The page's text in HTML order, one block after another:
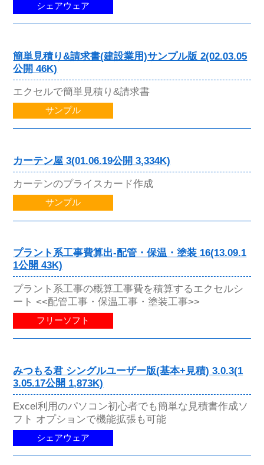
シェアウェア
簡単見積り&請求書(建設業用)サンプル版 2(02.03.05
公開 46K)
エクセルで簡単見積り&請求書
サンプル
カーテン屋 3(01.06.19公開 3,334K)
カーテンのプライスカード作成
サンプル
プラント系工事費算出-配管・保温・塗装 16(13.09.1
1公開 43K)
プラント系工事の概算工事費を積算するエクセルシ
ート <<配管工事・保温工事・塗装工事>>
フリーソフト
みつもる君 シングルユーザー版(基本+見積) 3.0.3(1
3.05.17公開 1,873K)
Excel利用のパソコン初心者でも簡単な見積書作成ソ
フト オプションで機能拡張も可能
シェアウェア